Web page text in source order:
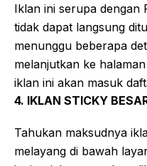
Iklan ini serupa dengan
tidak dapat langsung
menunggu beberapa
melanjutkan ke
iklan ini akan masuk
4. IKLAN STICKY
Tahukan maksudnya
melayang di bawah